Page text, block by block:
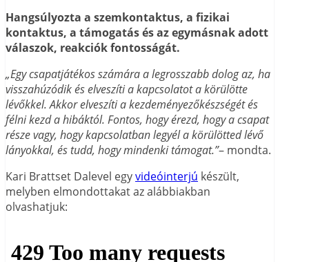
Hangsúlyozta a szemkontaktus, a fizikai
kontaktus, a támogatás és az egymásnak adott
válaszok, reakciók fontosságát.
„Egy csapatjátékos számára a legrosszabb dolog az, ha
visszahúzódik és elveszíti a kapcsolatot a körülötte
lévőkkel. Akkor elveszíti a kezdeményezőkészségét és
félni kezd a hibáktól. Fontos, hogy érezd, hogy a csapat
része vagy, hogy kapcsolatban legyél a körülötted lévő
lányokkal, és tudd, hogy mindenki támogat.”– mondta.
Kari Brattset Dalevel egyvideóinterjú készült,
melyben elmondottakat az alábbiakban
olvashatjuk: